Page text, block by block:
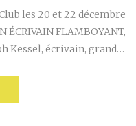
les 20 et 22 décembre
FLAMBOYANT,
Kessel, écrivain, grand…